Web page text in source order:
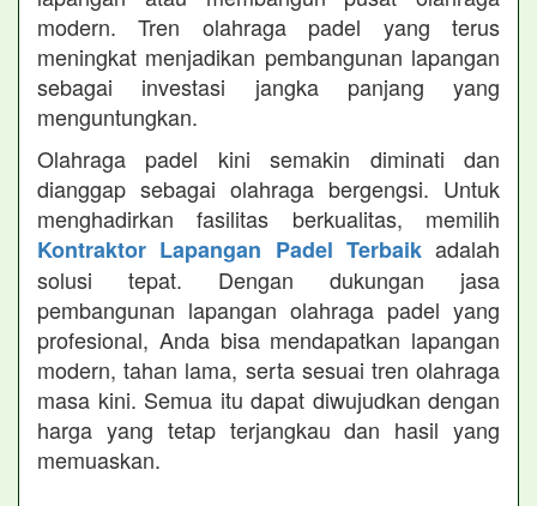
modern. Tren olahraga padel yang terus
meningkat menjadikan pembangunan lapangan
sebagai investasi jangka panjang yang
menguntungkan.
Olahraga padel kini semakin diminati dan
dianggap sebagai olahraga bergengsi. Untuk
menghadirkan fasilitas berkualitas, memilih
Kontraktor Lapangan Padel Terbaikadalah
solusi tepat. Dengan dukungan jasa
pembangunan lapangan olahraga padel yang
profesional, Anda bisa mendapatkan lapangan
modern, tahan lama, serta sesuai tren olahraga
masa kini. Semua itu dapat diwujudkan dengan
harga yang tetap terjangkau dan hasil yang
memuaskan.